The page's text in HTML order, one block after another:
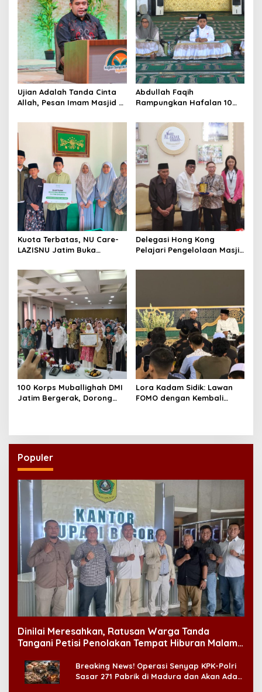
g
a
t
i
o
n
Ujian Adalah Tanda Cinta
Allah, Pesan Imam Masjid Al
Abdullah Faqih
Rampungkan Hafalan 10
Tahfidz
Kuota Terbatas, NU Care-
LAZISNU Jatim Buka
Delegasi Hong Kong
Pelajari Pengelolaan Masjid
100 Korps Muballighah DMI
Jatim Bergerak, Dorong
Lora Kadam Sidik: Lawan
FOMO dengan Kembali
Populer
Dinilai Meresahkan, Ratusan Warga Tanda
Tangani Petisi Penolakan Tempat Hiburan Malam
Breaking News! Operasi Senyap KPK-Polri
Sasar 271 Pabrik di Madura dan Akan Ada